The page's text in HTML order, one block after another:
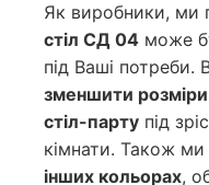
Як виробники, ми
стіл СД 04 може
під Ваші потреби.
зменшити розміри
стіл-парту під
кімнати. Також
інших кольорах,